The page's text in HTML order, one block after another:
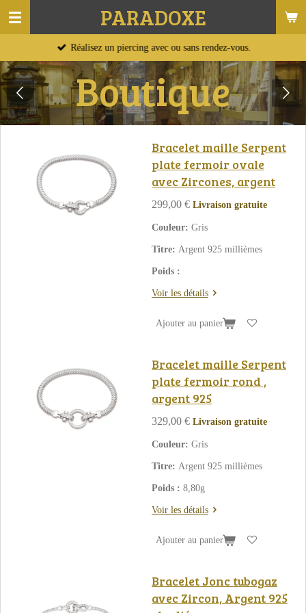
Passer
principal
PARADOXE
Réalisez un piercing avec ou sans rendez-vous.
Boutique
Bracelet maille Serpent
plate fermoir ovale
avec Zircones, argent
299,00 € Livraison gratuite
Couleur: Gris
Titre: Argent 925 millièmes
Poids :
Voir les détails
Ajouter au panier
Bracelet maille Serpent
plate fermoir rond ,
argent 925
329,00 € Livraison gratuite
Couleur: Gris
Titre: Argent 925 millièmes
Poids : 8,80g
Voir les détails
Ajouter au panier
Bracelet Jonc tubogaz
avec Zircon, Argent 925